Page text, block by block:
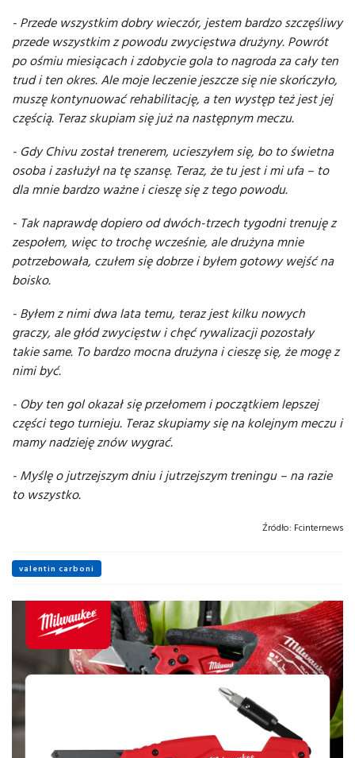
- Przede wszystkim dobry wieczór, jestem bardzo szczęśliwy
przede wszystkim z powodu zwycięstwa drużyny. Powrót
po ośmiu miesiącach i zdobycie gola to nagroda za cały ten
trud i ten okres. Ale moje leczenie jeszcze się nie skończyło,
muszę kontynuować rehabilitację, a ten występ też jest jej
częścią. Teraz skupiam się już na następnym meczu.
- Gdy Chivu został trenerem, ucieszyłem się, bo to świetna
osoba i zasłużył na tę szansę. Teraz, że tu jest i mi ufa – to
dla mnie bardzo ważne i cieszę się z tego powodu.
- Tak naprawdę dopiero od dwóch-trzech tygodni trenuję z
zespołem, więc to trochę wcześnie, ale drużyna mnie
potrzebowała, czułem się dobrze i byłem gotowy wejść na
boisko.
- Byłem z nimi dwa lata temu, teraz jest kilku nowych
graczy, ale głód zwycięstw i chęć rywalizacji pozostały
takie same. To bardzo mocna drużyna i cieszę się, że mogę z
nimi być.
- Oby ten gol okazał się przełomem i początkiem lepszej
części tego turnieju. Teraz skupiamy się na kolejnym meczu i
mamy nadzieję znów wygrać.
- Myślę o jutrzejszym dniu i jutrzejszym treningu – na razie
to wszystko.
Źródło: Fcinternews
valentin carboni